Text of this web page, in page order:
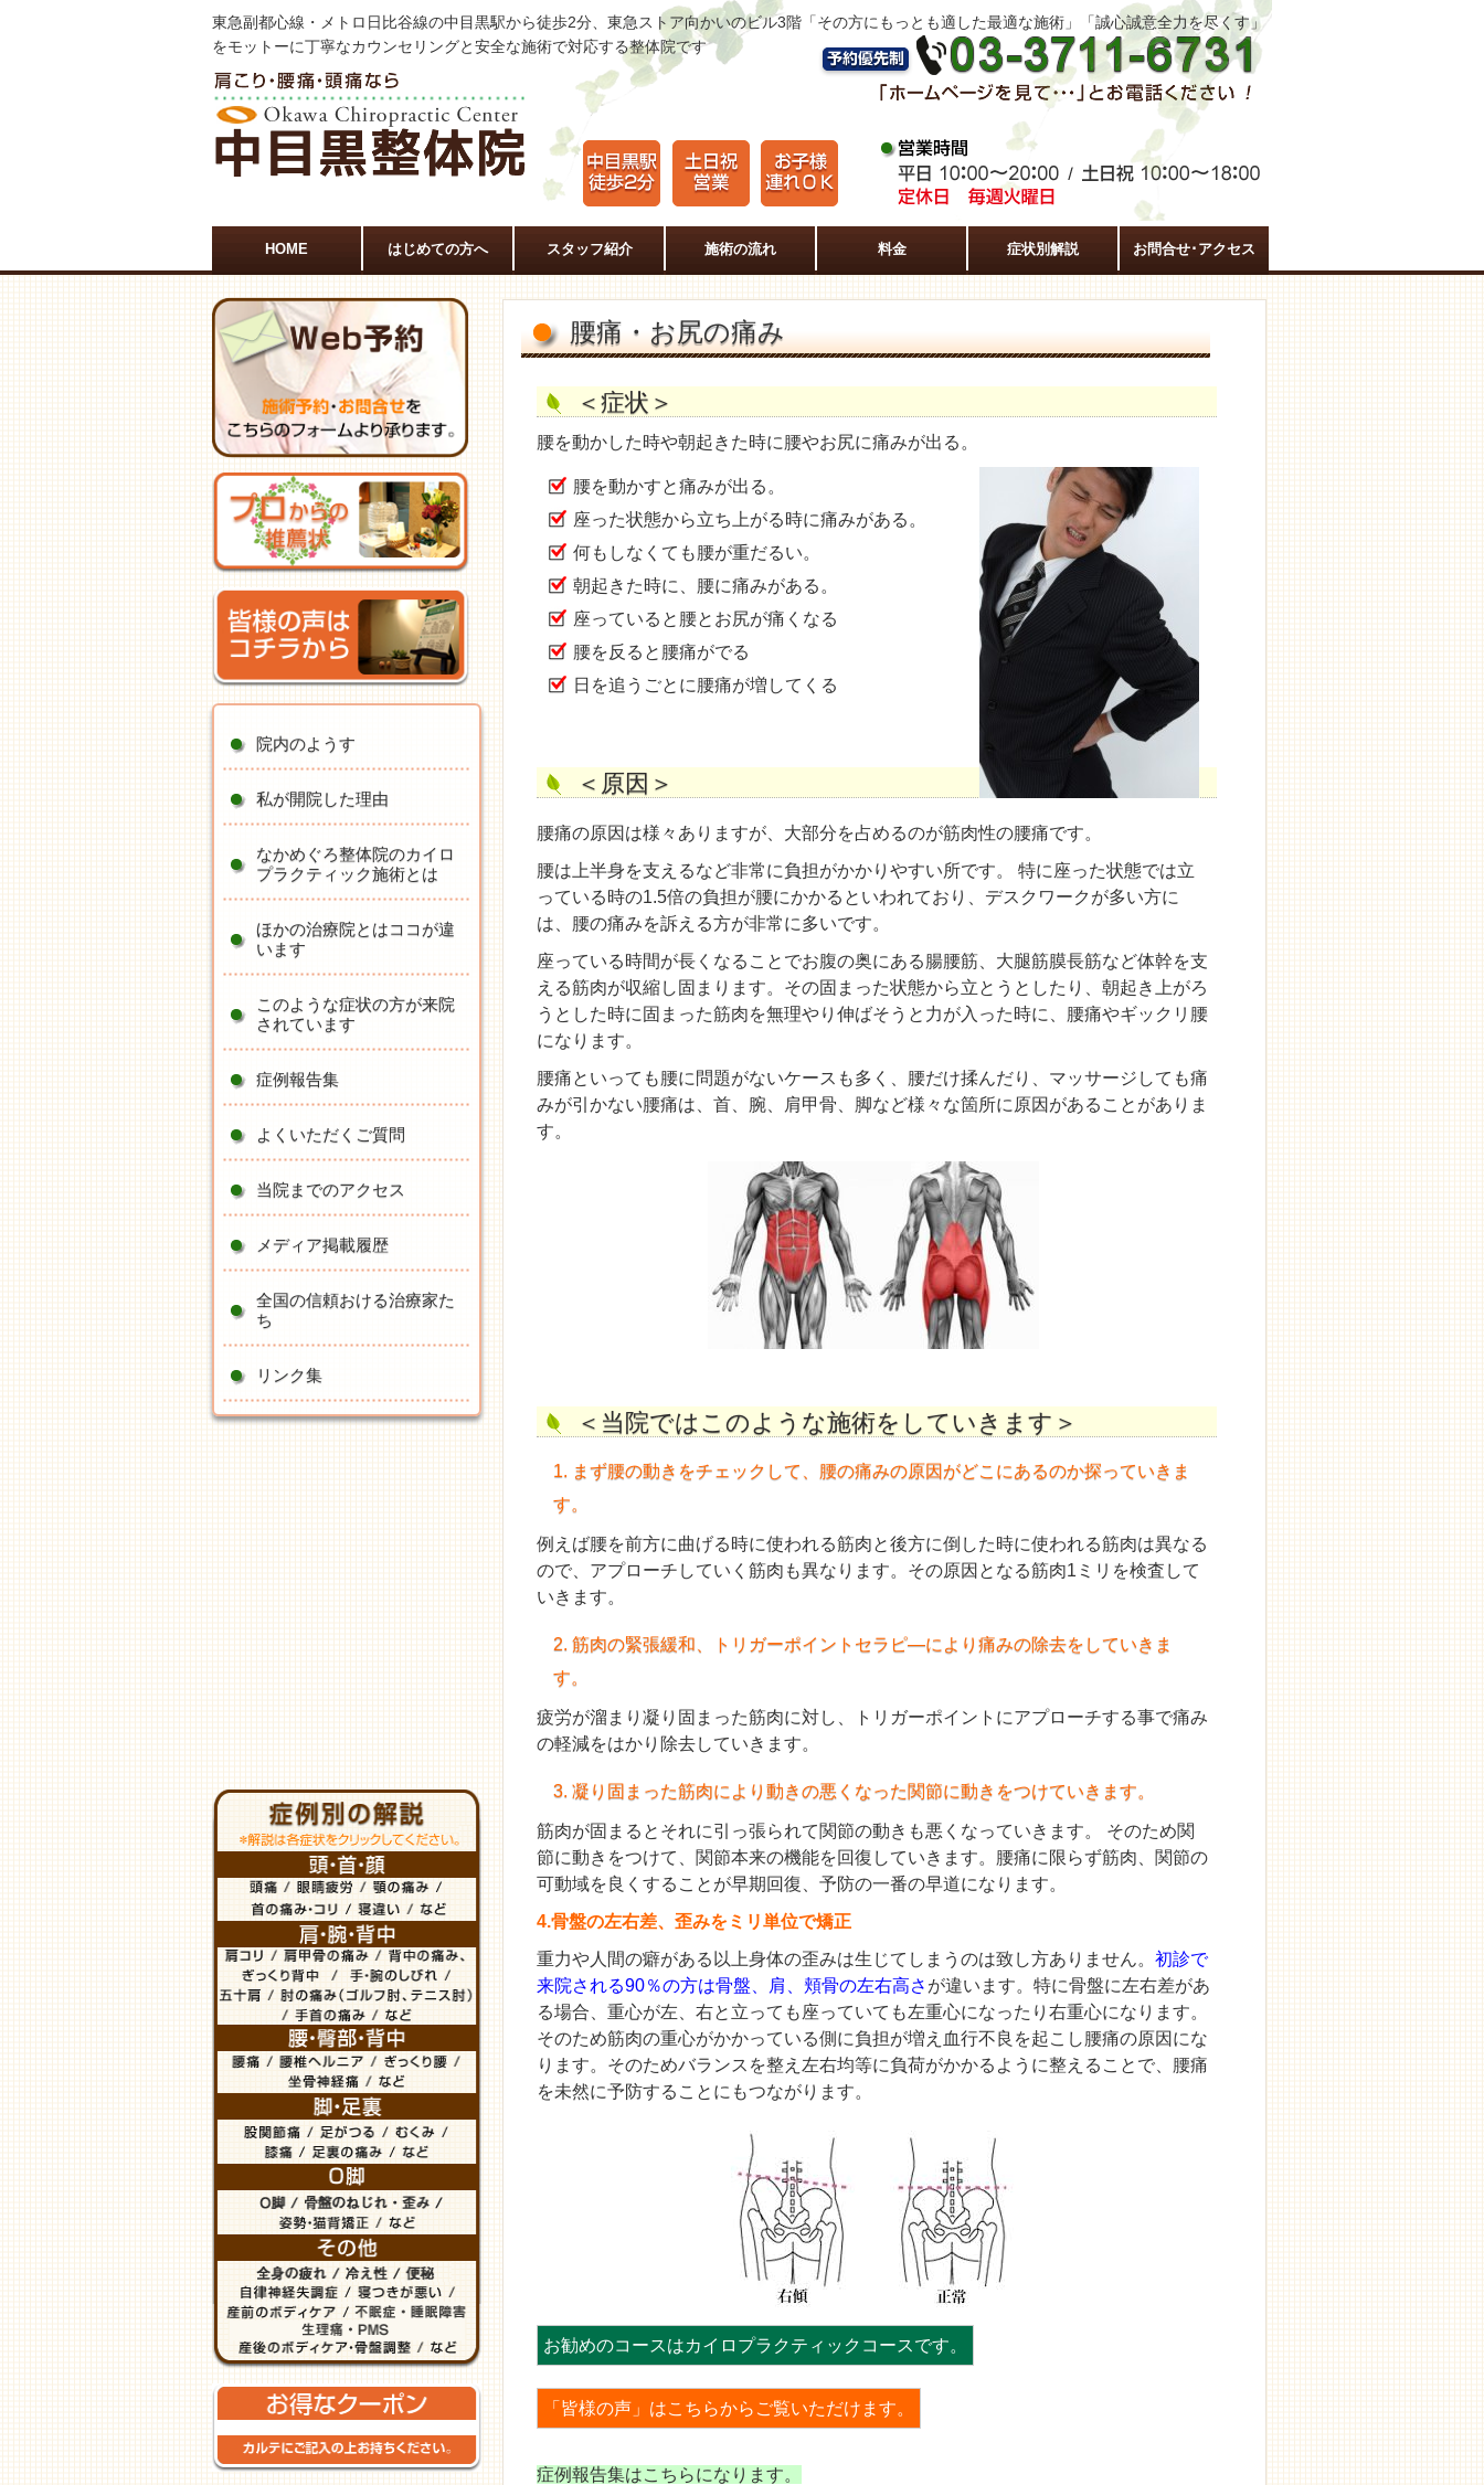
東急副都心線・メトロ日比谷線の中目黒駅から徒歩2分、東急ストア向かいのビル3階「その方にもっとも適した最適な施術」「誠心誠意全力を尽くす」
をモットーに丁寧なカウンセリングと安全な施術で対応する整体院です
HOME はじめての方へ スタッフ紹介 施術の流れ 料金 症状別解説 お問合せ･アクセス
腰痛・お尻の痛み
＜症状＞
腰を動かした時や朝起きた時に腰やお尻に痛みが出る。
腰を動かすと痛みが出る。
座った状態から立ち上がる時に痛みがある。
何もしなくても腰が重だるい。
朝起きた時に、腰に痛みがある。
座っていると腰とお尻が痛くなる
腰を反ると腰痛がでる
日を追うごとに腰痛が増してくる
＜原因＞
腰痛の原因は様々ありますが、大部分を占めるのが筋肉性の腰痛です。
腰は上半身を支えるなど非常に負担がかかりやすい所です。 特に座った状態では立
っている時の1.5倍の負担が腰にかかるといわれており、デスクワークが多い方に
は、腰の痛みを訴える方が非常に多いです。
座っている時間が長くなることでお腹の奥にある腸腰筋、大腿筋膜長筋など体幹を支
える筋肉が収縮し固まります。その固まった状態から立とうとしたり、朝起き上がろ
うとした時に固まった筋肉を無理やり伸ばそうと力が入った時に、腰痛やギックリ腰
になります。
腰痛といっても腰に問題がないケースも多く、腰だけ揉んだり、マッサージしても痛
みが引かない腰痛は、首、腕、肩甲骨、脚など様々な箇所に原因があることがありま
す。
＜当院ではこのような施術をしていきます＞
1. まず腰の動きをチェックして、腰の痛みの原因がどこにあるのか探っていきま
す。
例えば腰を前方に曲げる時に使われる筋肉と後方に倒した時に使われる筋肉は異なる
ので、アプローチしていく筋肉も異なります。その原因となる筋肉1ミリを検査して
いきます。
2. 筋肉の緊張緩和、トリガーポイントセラピ―により痛みの除去をしていきま
す。
疲労が溜まり凝り固まった筋肉に対し、トリガーポイントにアプローチする事で痛み
の軽減をはかり除去していきます。
3. 凝り固まった筋肉により動きの悪くなった関節に動きをつけていきます。
筋肉が固まるとそれに引っ張られて関節の動きも悪くなっていきます。 そのため関
節に動きをつけて、関節本来の機能を回復していきます。腰痛に限らず筋肉、関節の
可動域を良くすることが早期回復、予防の一番の早道になります。
4.骨盤の左右差、歪みをミリ単位で矯正
重力や人間の癖がある以上身体の歪みは生じてしまうのは致し方ありません。 初診で
来院される90％の方は骨盤、肩、頬骨の左右高さ が違います。特に骨盤に左右差があ
る場合、重心が左、右と立っても座っていても左重心になったり右重心になります。
そのため筋肉の重心がかかっている側に負担が増え血行不良を起こし腰痛の原因にな
ります。そのためバランスを整え左右均等に負荷がかかるように整えることで、腰痛
を未然に予防することにもつながります。
お勧めのコースはカイロプラクティックコースです。
「皆様の声」はこちらからご覧いただけます。
症例報告集はこちらになります。
院内のようす
私が開院した理由
なかめぐろ整体院のカイロ
プラクティック施術とは
ほかの治療院とはココが違
います
このような症状の方が来院
されています
症例報告集
よくいただくご質問
当院までのアクセス
メディア掲載履歴
全国の信頼おける治療家た
ち
リンク集